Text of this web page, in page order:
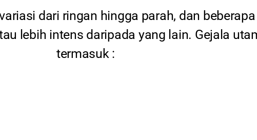
dari ringan hingga parah, dan
lebih intens daripada yang lain. Gejala
termasuk :